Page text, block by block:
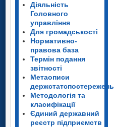
Діяльність
Головного
управління
Для громадськості
Нормативно-
правова база
Термін подання
звітності
Метаописи
держстатспостережень
Методологія та
класифікації
Єдиний державний
реєстр підприємств